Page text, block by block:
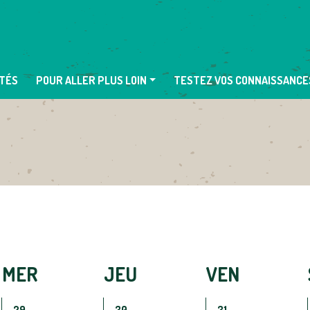
POUR ALLER PLUS LOIN TESTEZ VOS
MER JEU VEN